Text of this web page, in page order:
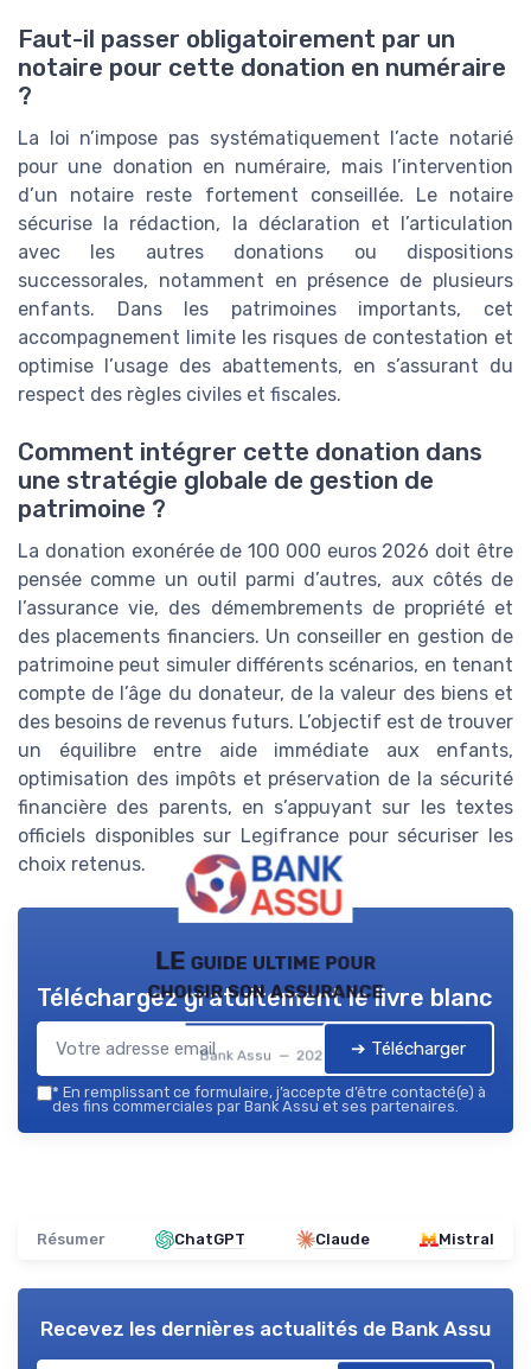
Faut-il passer obligatoirement par un
notaire pour cette donation en numéraire
?
La loi n’impose pas systématiquement l’acte notarié
pour une donation en numéraire, mais l’intervention
d’un notaire reste fortement conseillée. Le notaire
sécurise la rédaction, la déclaration et l’articulation
avec les autres donations ou dispositions
successorales, notamment en présence de plusieurs
enfants. Dans les patrimoines importants, cet
accompagnement limite les risques de contestation et
optimise l’usage des abattements, en s’assurant du
respect des règles civiles et fiscales.
Comment intégrer cette donation dans
une stratégie globale de gestion de
patrimoine ?
La donation exonérée de 100 000 euros 2026 doit être
pensée comme un outil parmi d’autres, aux côtés de
l’assurance vie, des démembrements de propriété et
des placements financiers. Un conseiller en gestion de
patrimoine peut simuler différents scénarios, en tenant
compte de l’âge du donateur, de la valeur des biens et
des besoins de revenus futurs. L’objectif est de trouver
un équilibre entre aide immédiate aux enfants,
optimisation des impôts et préservation de la sécurité
financière des parents, en s’appuyant sur les textes
officiels disponibles sur Legifrance pour sécuriser les
choix retenus.
LE guide ultime pour
choisir son assurance
Bank Assu — 2026
Téléchargez gratuitement le livre blanc
➔ Télécharger
* En remplissant ce formulaire, j’accepte d’être contacté(e) à
des fins commerciales par Bank Assu et ses partenaires.
Résumer ChatGPT Claude Mistral
Recevez les dernières actualités de Bank Assu